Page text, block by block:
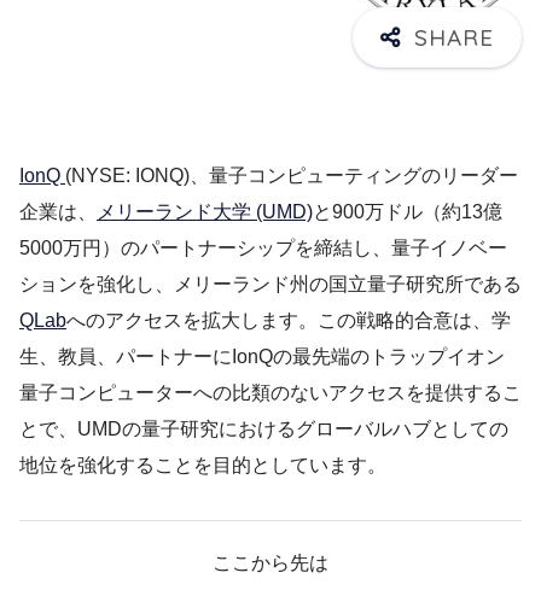
IonQ (NYSE: IONQ)、量子コンピューティングのリーダー
企業は、
メリーランド大学 (UMD)と900万ドル（約13億
5000万円）のパートナーシップを締結し、量子イノベー
ションを強化し、メリーランド州の国立量子研究所である
QLabへのアクセスを拡大します。この戦略的合意は、学
生、教員、パートナーにIonQの最先端のトラップイオン
量子コンピューターへの比類のないアクセスを提供するこ
とで、UMDの量子研究におけるグローバルハブとしての
地位を強化することを目的としています。
ここから先は